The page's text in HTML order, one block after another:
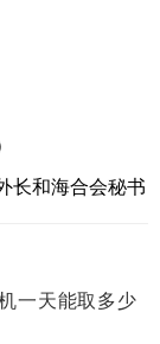
长和海合会秘书
一天能取多少